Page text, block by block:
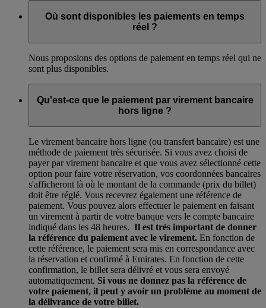
Où sont disponibles les paiements en temps
réel ?
Nous proposions des options de paiement en temps réel qui ne
sont plus disponibles.
Qu'est-ce que le paiement par virement bancaire
hors ligne ?
Le virement bancaire hors ligne (ou transfert bancaire) est une
méthode de paiement très sécurisée. Si vous avez choisi de
payer par virement bancaire et que vous avez sélectionné cette
option pour faire votre réservation, vos coordonnées bancaires
s'afficheront là où le montant de la commande (prix du billet)
doit être réglé. Vous recevrez également une référence de
paiement. Vous pouvez alors effectuer le paiement en faisant
un virement à partir de votre banque vers le compte bancaire
indiqué dans les 48 heures. Il est très important de donner
la référence du paiement avec le virement. En fonction de
cette référence, le paiement sera mis en correspondance avec
la réservation et confirmé à Emirates. En fonction de cette
confirmation, le billet sera délivré et vous sera envoyé
automatiquement. Si vous ne donnez pas la référence de
votre paiement, il peut y avoir un problème au moment de
la délivrance de votre billet.